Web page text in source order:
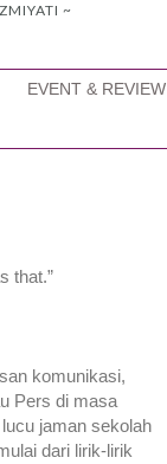
~
EVENT & REVIEW
that.”
komunikasi,
Pers di masa
jaman sekolah
dari lirik-lirik